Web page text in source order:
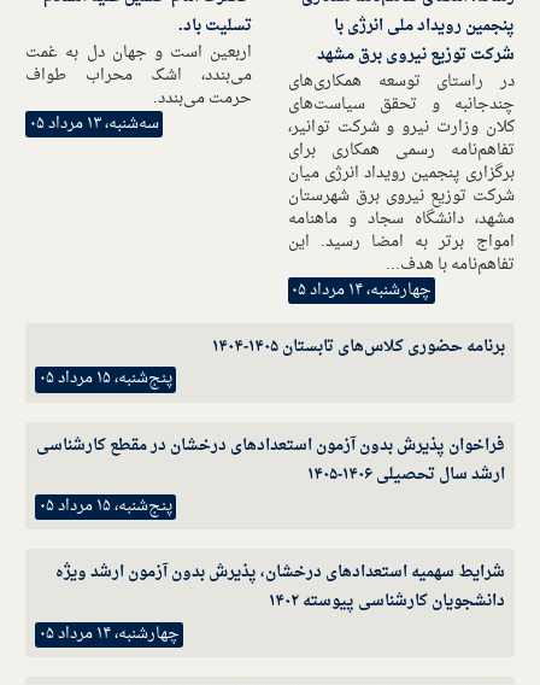
پنجمین رویداد ملی انرژی با
شرکت توزیع نیروی برق مشهد
در راستای توسعه همکاری‌های
چندجانبه و تحقق سیاست‌های
کلان وزارت نیرو و شرکت توانیر،
تفاهم‌نامه رسمی همکاری برای
برگزاری پنجمین رویداد انرژی میان
شرکت توزیع نیروی برق شهرستان
مشهد، دانشگاه سجاد و ماهنامه
امواج برتر به امضا رسید. این
تفاهم‌نامه با هدف...
چهارشنبه، ۱۴ مرداد ۰۵
تسلیت باد.
اربعین است و جهان دل به غمت
می‌بندد، اشک محراب طواف
حرمت می‌بندد.
سه‌شنبه، ۱۳ مرداد ۰۵
برنامه حضوری کلاس‌های تابستان ۱۴۰۵-۱۴۰۴
پنج‌شنبه، ۱۵ مرداد ۰۵
فراخوان پذیرش بدون آزمون استعدادهای درخشان در مقطع کارشناسی
ارشد سال تحصیلی ۱۴۰۶-۱۴۰۵
پنج‌شنبه، ۱۵ مرداد ۰۵
شرایط سهمیه استعدادهای درخشان، پذیرش بدون آزمون ارشد ویژه
دانشجویان کارشناسی پیوسته ۱۴۰۲
چهارشنبه، ۱۴ مرداد ۰۵